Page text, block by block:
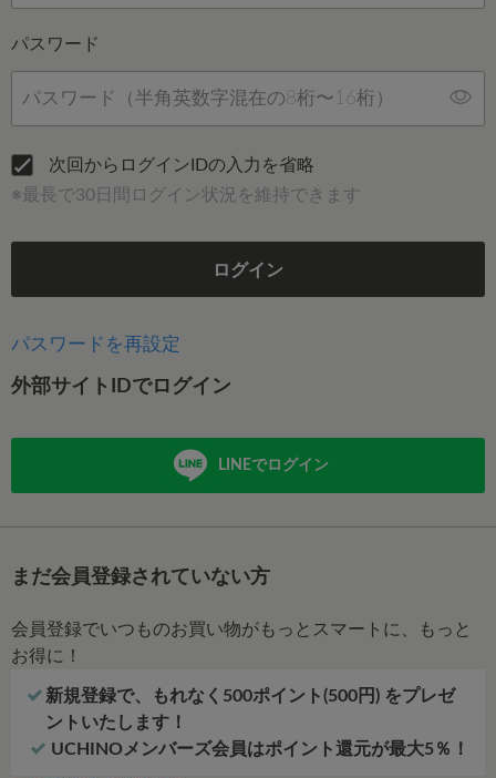
パスワード
次回からログインIDの入力を省略
※最長で30日間ログイン状況を維持できます
ログイン
パスワードを再設定
外部サイトIDでログイン
LINEでログイン
まだ会員登録されていない方
会員登録でいつものお買い物がもっとスマートに、もっと
お得に！
新規登録で、もれなく500ポイント(500円) をプレゼ
ントいたします！
UCHINOメンバーズ会員はポイント還元が最大5％！